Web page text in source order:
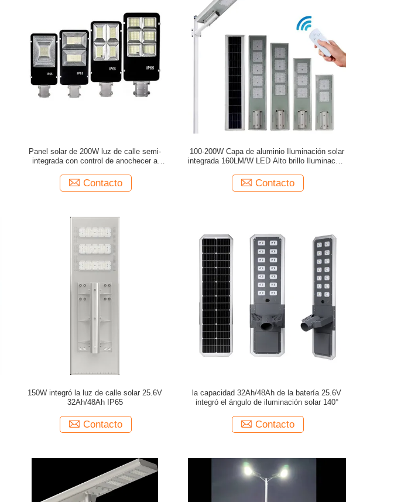
Panel solar de 200W luz de calle semi-
integrada con control de anochecer a
Contacto
100-200W Capa de aluminio Iluminación solar
integrada 160LM/W LED Alto brillo Iluminación
Contacto
150W integró la luz de calle solar 25.6V
32Ah/48Ah IP65
Contacto
la capacidad 32Ah/48Ah de la batería 25.6V
integró el ángulo de iluminación solar 140°
Contacto